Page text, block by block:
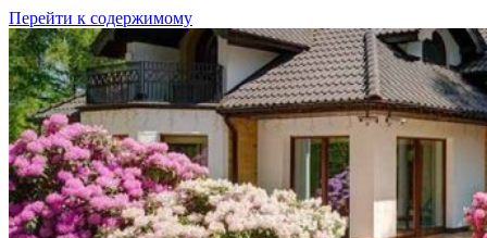
Перейти к содержимому